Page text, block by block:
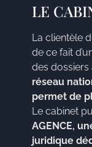
LE
La clientèle
de ce fait
des dossiers
réseau
permet de
Le cabinet
AGENCE,
juridique